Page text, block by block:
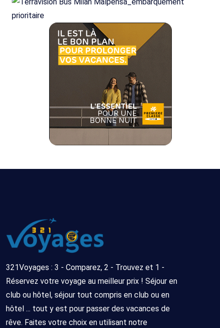
321Voyages : 3 - Comparez, 2 - Trouvez et 1 -
Réservez votre voyage au meilleur prix ! Séjour en
club ou hôtel, séjour tout compris en club ou en
hôtel ... tout y est pour passer des vacances de
rêve. Faites votre choix en utilisant notre